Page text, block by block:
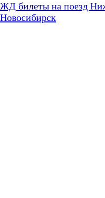
ЖД билеты на поезд
Новосибирск